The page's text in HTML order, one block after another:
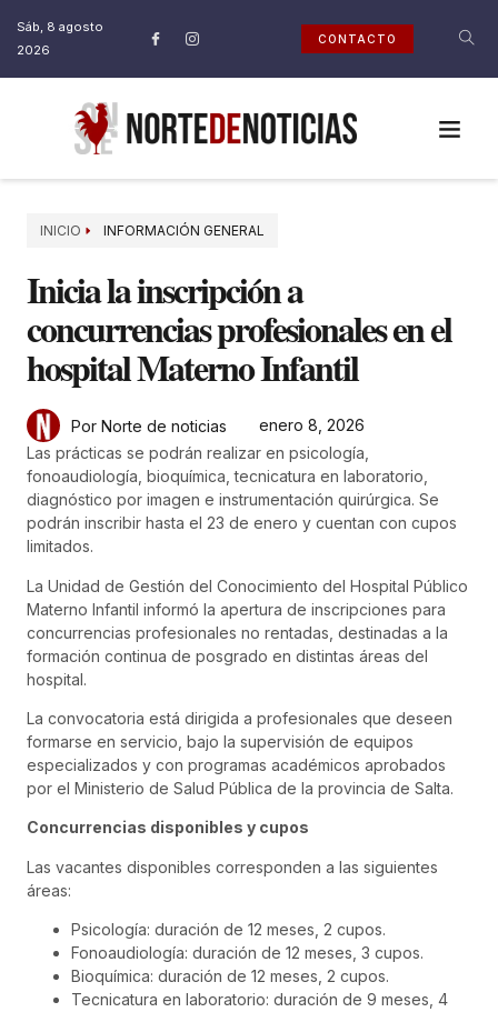
Sáb, 8 agosto
2026
CONTACTO
INICIO INFORMACIÓN GENERAL
Inicia la inscripción a
concurrencias profesionales en el
hospital Materno Infantil
Por Norte de noticias
enero 8, 2026
Las prácticas se podrán realizar en psicología,
fonoaudiología, bioquímica, tecnicatura en laboratorio,
diagnóstico por imagen e instrumentación quirúrgica. Se
podrán inscribir hasta el 23 de enero y cuentan con cupos
limitados.
La Unidad de Gestión del Conocimiento del Hospital Público
Materno Infantil informó la apertura de inscripciones para
concurrencias profesionales no rentadas, destinadas a la
formación continua de posgrado en distintas áreas del
hospital.
La convocatoria está dirigida a profesionales que deseen
formarse en servicio, bajo la supervisión de equipos
especializados y con programas académicos aprobados
por el Ministerio de Salud Pública de la provincia de Salta.
Concurrencias disponibles y cupos
Las vacantes disponibles corresponden a las siguientes
áreas:
Psicología: duración de 12 meses, 2 cupos.
Fonoaudiología: duración de 12 meses, 3 cupos.
Bioquímica: duración de 12 meses, 2 cupos.
Tecnicatura en laboratorio: duración de 9 meses, 4